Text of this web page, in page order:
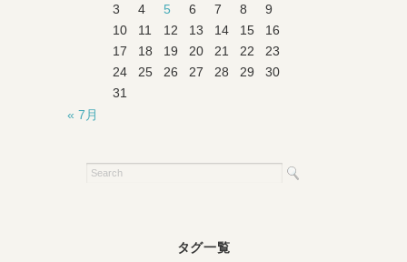
3
4 5 6 7 8
9
10
11 12 13 14 15
16
17
18 19 20 21 22
23
24
25 26 27 28 29
30
31
« 7月
タグ一覧